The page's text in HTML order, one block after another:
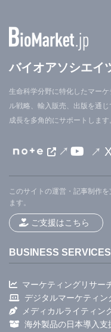
バイオアソシエイ
生命科学分野に特化したマー
ル戦略、輸入販売、出版を通
成長を多角的にサポートします
X
このサイトの運営・記事制作
ます。
ご支援はこちら
BUSINESS SERVICES
マーケティングリサー
デジタルマーケティン
メディカルライティン
海外製品の日本導入支